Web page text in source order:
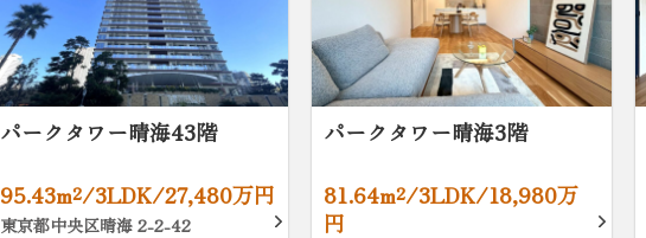
パークタワー晴海43階
95.43m²/3LDK/27,480万円
東京都中央区晴海 2-2-42
パークタワー晴海3階
81.64m²/3LDK/18,980万
円